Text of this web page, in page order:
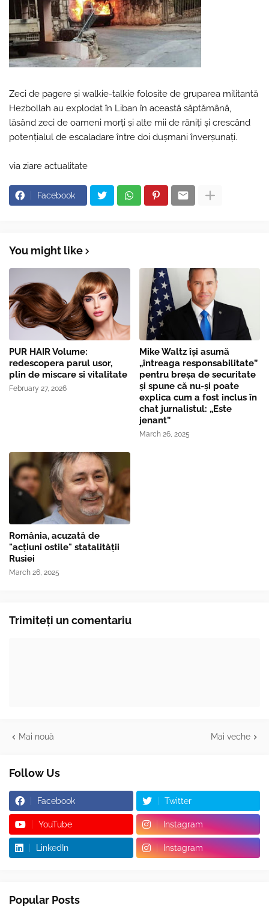
Zeci de pagere și walkie-talkie folosite de gruparea militantă
Hezbollah au explodat în Liban în această săptămână,
lăsând zeci de oameni morți și alte mii de răniți și crescând
potențialul de escaladare între doi dușmani înverșunați.
via ziare actualitate
Facebook
You might like
PUR HAIR Volume:
redescopera parul usor,
plin de miscare si vitalitate
February 27, 2026
Mike Waltz îşi asumă
„întreaga responsabilitate”
pentru breşa de securitate
și spune că nu-și poate
explica cum a fost inclus în
chat jurnalistul: „Este
jenant”
March 26, 2025
România, acuzată de
"acțiuni ostile" statalității
Rusiei
March 26, 2025
Trimiteți un comentariu
Mai nouă Mai veche
Follow Us
Facebook Twitter
YouTube Instagram
LinkedIn Instagram
Popular Posts